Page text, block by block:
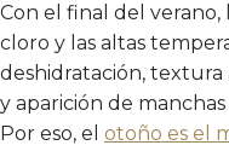
Con el final del verano,
cloro y las altas
deshidratación, textura
y aparición de
Por eso, el otoño es el